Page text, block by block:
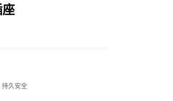
久安全